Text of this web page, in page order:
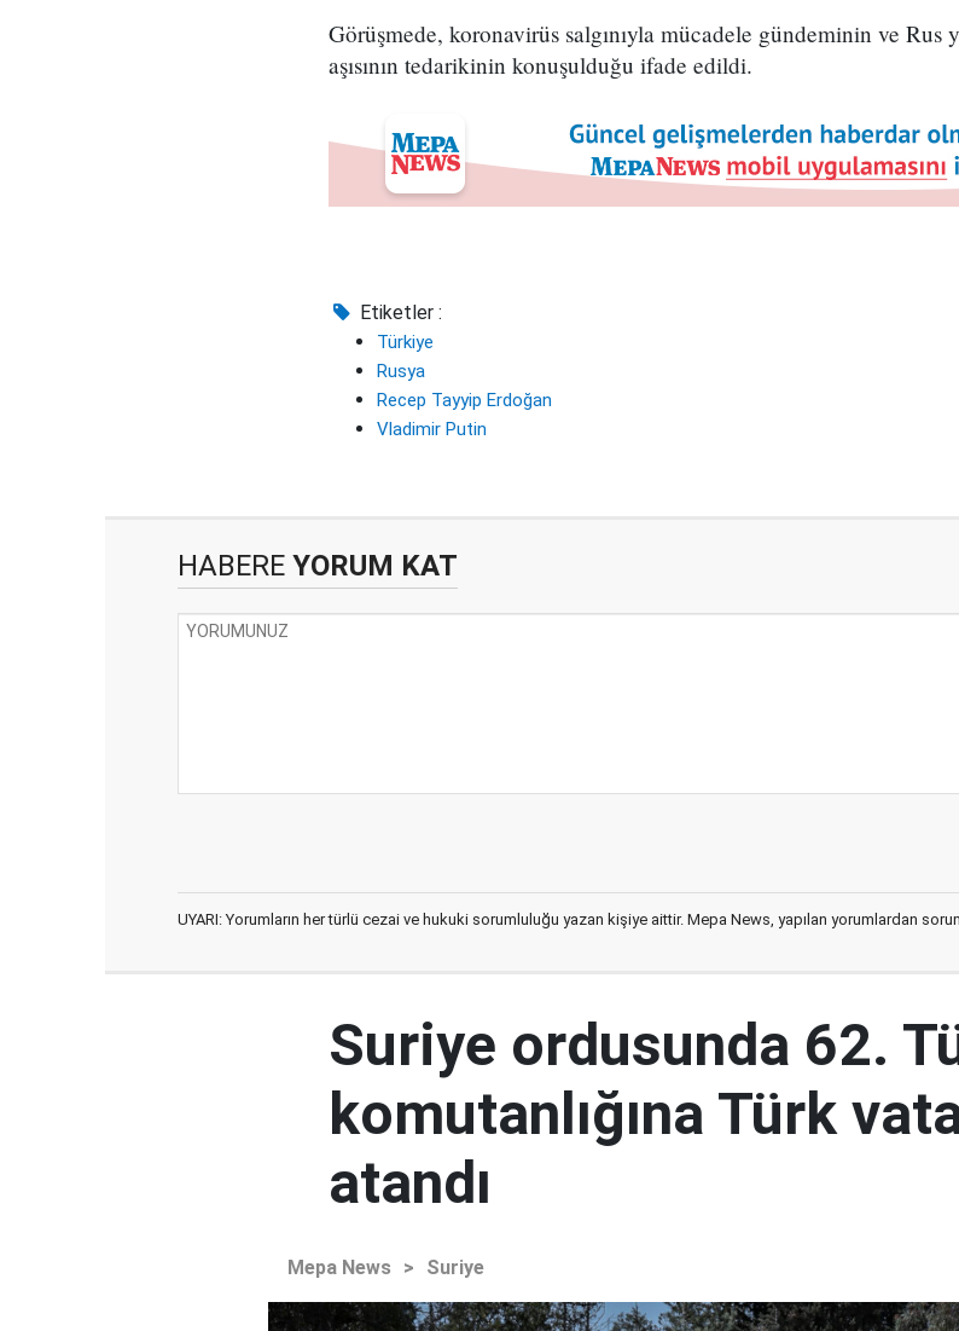
Görüşmede, koronavirüs salgınıyla mücadele gündeminin ve Rus
aşısının tedarikinin konuşulduğu ifade edildi.
Etiketler :
Türkiye
Rusya
Recep Tayyip Erdoğan
Vladimir Putin
HABERE YORUM KAT
UYARI: Yorumların her türlü cezai ve hukuki sorumluluğu yazan kişiye aittir. Mepa News, yapılan yorumlardan
Suriye ordusunda 62.
komutanlığına Türk
atandı
Mepa News > Suriye